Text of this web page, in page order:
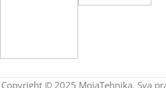
Copyright © 2025 MojaTehnika. Sva